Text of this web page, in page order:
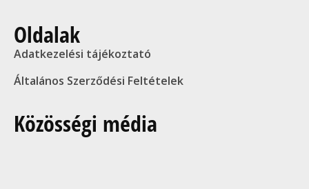
Oldalak
Adatkezelési tájékoztató
Általános Szerződési Feltételek
Közösségi média